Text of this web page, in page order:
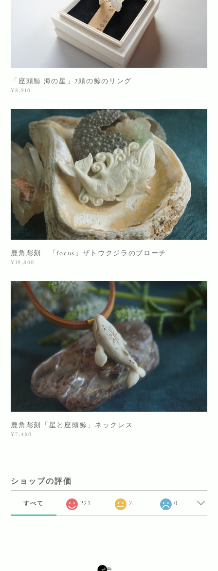
「座頭鯨 海の星」2頭の鯨のリング
¥8,910
鹿角彫刻 「focus」ザトウクジラのブローチ
¥19,800
鹿角彫刻「星と座頭鯨」ネックレス
¥7,480
ショップの評価
すべて 221 2 0